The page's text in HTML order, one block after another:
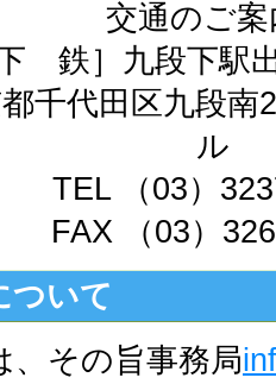
交通のご案
鉄］九段下駅
千代田区九段
ル
TEL （03）
FAX （03）
ついて
、その旨事務局